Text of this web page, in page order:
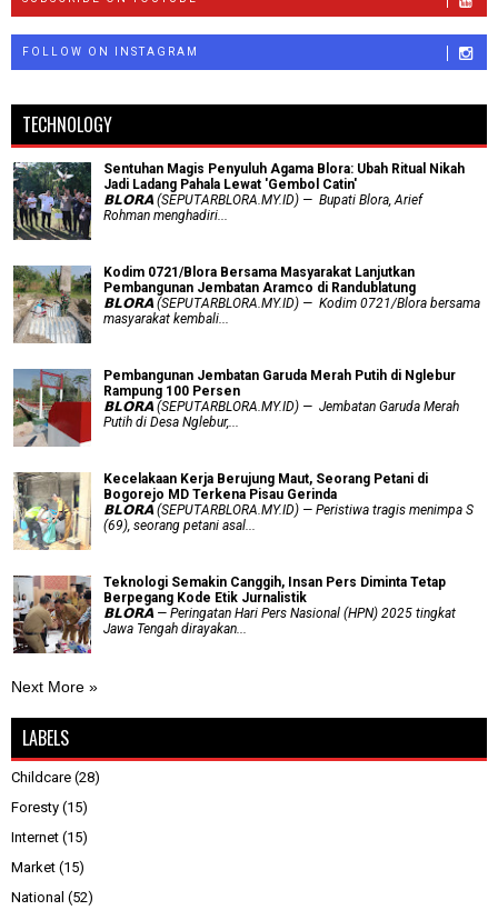
FOLLOW ON INSTAGRAM
TECHNOLOGY
Sentuhan Magis Penyuluh Agama Blora: Ubah Ritual Nikah
Jadi Ladang Pahala Lewat 'Gembol Catin'
𝗕𝗟𝗢𝗥𝗔 (SEPUTARBLORA.MY.ID) — Bupati Blora, Arief
Rohman menghadiri...
Kodim 0721/Blora Bersama Masyarakat Lanjutkan
Pembangunan Jembatan Aramco di Randublatung
𝗕𝗟𝗢𝗥𝗔 (SEPUTARBLORA.MY.ID) — Kodim 0721/Blora bersama
masyarakat kembali...
Pembangunan Jembatan Garuda Merah Putih di Nglebur
Rampung 100 Persen
𝗕𝗟𝗢𝗥𝗔 (SEPUTARBLORA.MY.ID) — Jembatan Garuda Merah
Putih di Desa Nglebur,...
Kecelakaan Kerja Berujung Maut, Seorang Petani di
Bogorejo MD Terkena Pisau Gerinda
𝗕𝗟𝗢𝗥𝗔 (SEPUTARBLORA.MY.ID) — Peristiwa tragis menimpa S
(69), seorang petani asal...
Teknologi Semakin Canggih, Insan Pers Diminta Tetap
Berpegang Kode Etik Jurnalistik
𝗕𝗟𝗢𝗥𝗔 — Peringatan Hari Pers Nasional (HPN) 2025 tingkat
Jawa Tengah dirayakan...
Next More »
LABELS
Childcare (28)
Foresty (15)
Internet (15)
Market (15)
National (52)